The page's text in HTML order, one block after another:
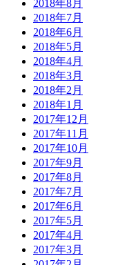
2018年8月
2018年7月
2018年6月
2018年5月
2018年4月
2018年3月
2018年2月
2018年1月
2017年12月
2017年11月
2017年10月
2017年9月
2017年8月
2017年7月
2017年6月
2017年5月
2017年4月
2017年3月